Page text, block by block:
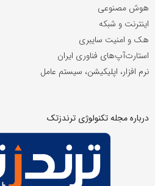
هوش مصنوعی
اینترنت و شبکه
هک و امنیت سایبری
استارت‌آپ‌های فناوری ایران
نرم افزار، اپلیکیشن، سیستم عامل
درباره مجله تکنولوژی ترندزتک